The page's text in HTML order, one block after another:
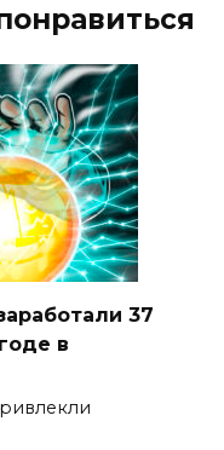
37
в